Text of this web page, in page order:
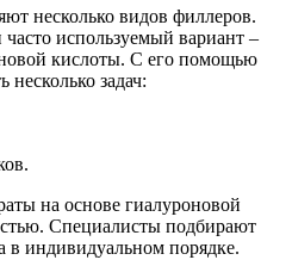
несколько видов филлеров.
используемый вариант –
кислоты. С его помощью
задач:
на основе гиалуроновой
Специалисты подбирают
в индивидуальном порядке.